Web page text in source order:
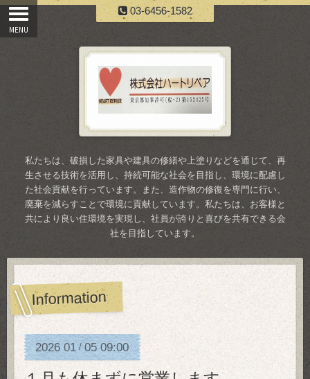
03-6456-1582
私たちは、破損した家具や建具の修繕や上塗りなどを通じて、再
生させる技術を活用し、持続可能な社会を目指し、環境に配慮し
た社会貢献を行っています。また、造作物の修復を専門に行い、
廃棄を減らすことで環境に貢献しています。私たちは、お客様と
共により良い住環境を実現し、社員が誇りと喜びを共有できる会
社を目指しています。
Information
2026 01/05 09:00